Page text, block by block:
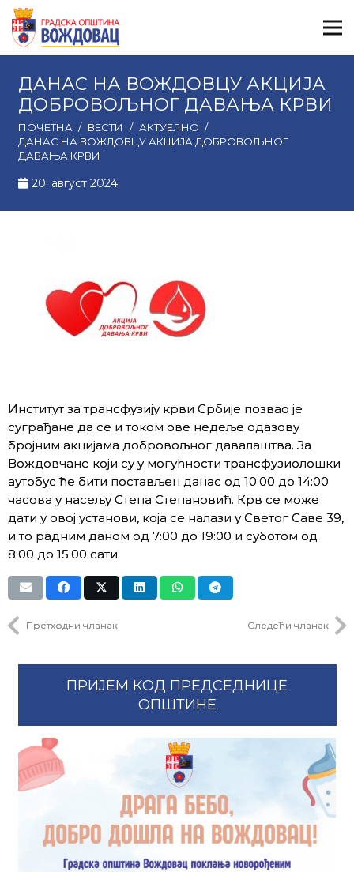
ДАНАС НА ВОЖДОВЦУ АКЦИЈА
ДОБРОВОЉНОГ ДАВАЊА КРВИ
ПОЧЕТНА / ВЕСТИ / АКТУЕЛНО /
ДАНАС НА ВОЖДОВЦУ АКЦИЈА ДОБРОВОЉНОГ
ДАВАЊА КРВИ
20. август 2024.
Институт за трансфузију крви Србије позвао је
суграђане да се и током ове недеље одазову
бројним акцијама добровољног давалаштва. За
Вождовчане који су у могућности трансфузиолошки
аутобус ће бити постављен данас од 10:00 до 14:00
часова у насељу Степа Степановић. Крв се може
дати у овој установи, која се налази у Светог Саве 39,
и то радним даном од 7:00 до 19:00 и суботом од
8:00 до 15:00 сати.
Претходни чланак Следећи чланак
ПРИЈЕМ КОД ПРЕДСЕДНИЦЕ
ОПШТИНЕ